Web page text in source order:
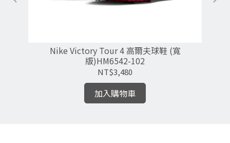
Nike Victory Tour 4 高爾夫球鞋 (寬
版)HM6542-102
NT$3,480
加入購物車